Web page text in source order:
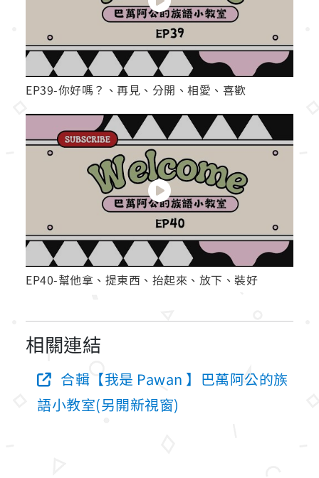
EP39-你好嗎？、再見、分開、相愛、喜歡
EP40-幫他拿、提東西、抬起來、放下、裝好
相關連結
合輯【我是 Pawan 】巴萬阿公的族
語小教室(另開新視窗)